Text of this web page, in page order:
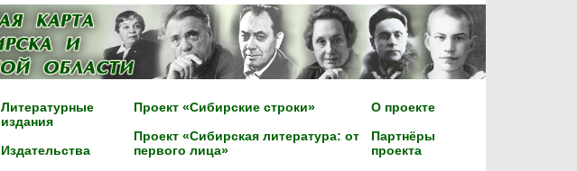
Литературные
издания
Издательства
Проект «Сибирские строки»
Проект «Сибирская литература: от
первого лица»
О проекте
Партнёры
проекта